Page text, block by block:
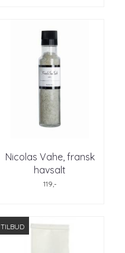
Nicolas Vahe, fransk
havsalt
119,-
TILBUD